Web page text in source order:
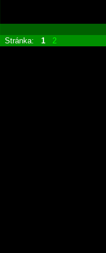
Stránka: 1 2